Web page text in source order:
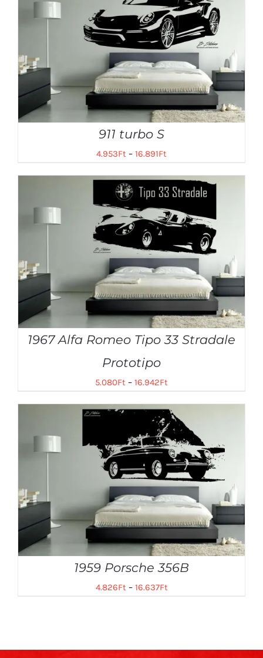
911 turbo S
4.953Ft – 16.891Ft
1967 Alfa Romeo Tipo 33 Stradale
Prototipo
5.080Ft – 16.942Ft
1959 Porsche 356B
4.826Ft– 16.637Ft